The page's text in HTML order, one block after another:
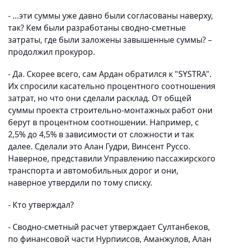
- …эти суммы уже давно были согласованы наверху,
так? Кем были разработаны сводно-сметные
затраты, где были заложены завышенные суммы? –
продолжил прокурор.
- Да. Скорее всего, сам Ардан обратился к "SYSTRA".
Их спросили касательно процентного соотношения
затрат, но что они сделали расклад. От общей
суммы проекта строительно-монтажных работ они
берут в процентном соотношении. Например, с
2,5% до 4,5% в зависимости от сложности и так
далее. Сделали это Алан Гудри, Винсент Руссо.
Наверное, представили Управлению пассажирского
транспорта и автомобильных дорог и они,
наверное утвердили по тому списку.
- Кто утверждал?
- Сводно-сметный расчет утверждает Султанбеков,
по финансовой части Нурпиисов, Аманжулов, Алан